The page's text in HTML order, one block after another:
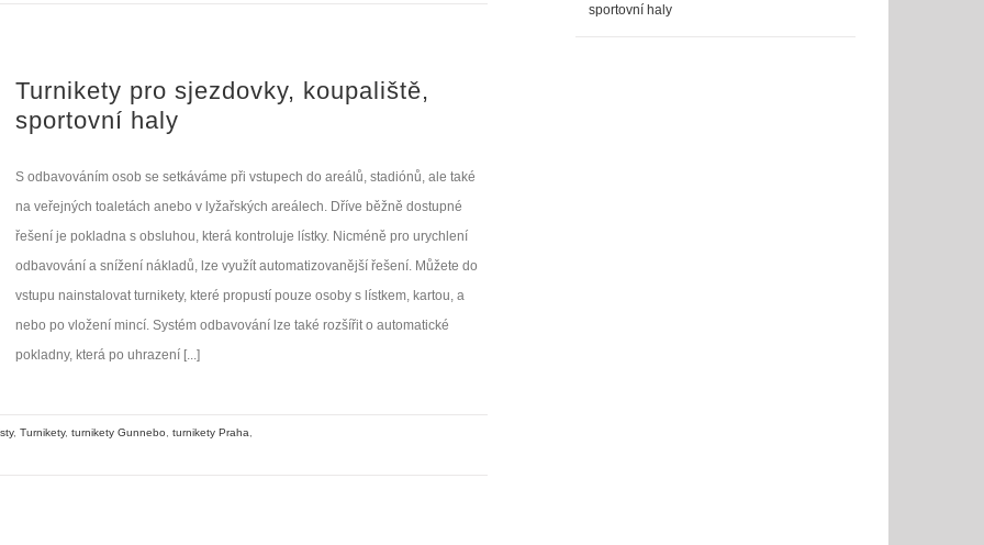
Turnikety pro sjezdovky, koupaliště,
sportovní haly
S odbavováním osob se setkáváme při vstupech do areálů, stadiónů, ale také
na veřejných toaletách anebo v lyžařských areálech. Dříve běžně dostupné
řešení je pokladna s obsluhou, která kontroluje lístky. Nicméně pro urychlení
odbavování a snížení nákladů, lze využít automatizovanější řešení. Můžete do
vstupu nainstalovat turnikety, které propustí pouze osoby s lístkem, kartou, a
nebo po vložení mincí. Systém odbavování lze také rozšířit o automatické
pokladny, která po uhrazení [...]
, Turnikety, turnikety Gunnebo turnikety Praha
sportovní haly